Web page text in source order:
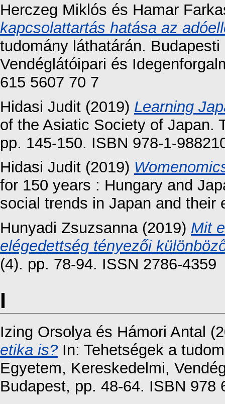
Herczeg Miklós és Hamar
kapcsolattartás hatása az
tudomány láthatárán.
Vendéglátóipari és
615 5607 70 7
Hidasi Judit (2019) Learning
of the Asiatic Society of Japan.
pp. 145-150. ISBN 978-1-
Hidasi Judit (2019)
for 150 years : Hungary and
social trends in Japan and their
Hunyadi Zsuzsanna(2019) Mit
elégedettség tényezői
(4). pp. 78-94. ISSN 2786-4359
I
Izing Orsolyaés Hámori Antal
etika is?In: Tehetségek a
Egyetem, Kereskedelmi,
Budapest, pp. 48-64. ISBN 978